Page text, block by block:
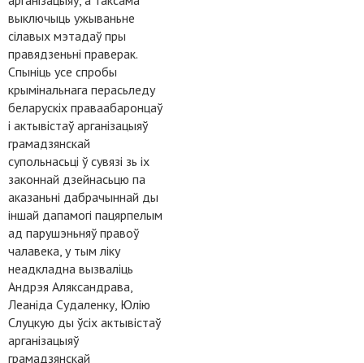
выключыць ужываньне
сілавых мэтадаў пры
правядзеньні праверак.
Спыніць усе спробы
крымінальнага перасьледу
беларускіх праваабаронцаў
і актывістаў арганізацыяў
грамадзянскай
супольнасьці ў сувязі зь іх
законнай дзейнасьцю па
аказаньні дабрачыннай ды
іншай дапамогі пацярпелым
ад парушэньняў правоў
чалавека, у тым ліку
неадкладна вызваліць
Андрэя Аляксандрава,
Леаніда Судаленку, Юлію
Слуцкую ды ўсіх актывістаў
арганізацыяў
грамадзянскай